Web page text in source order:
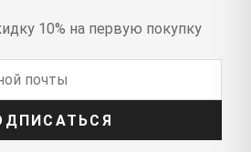
10% на первую покупку